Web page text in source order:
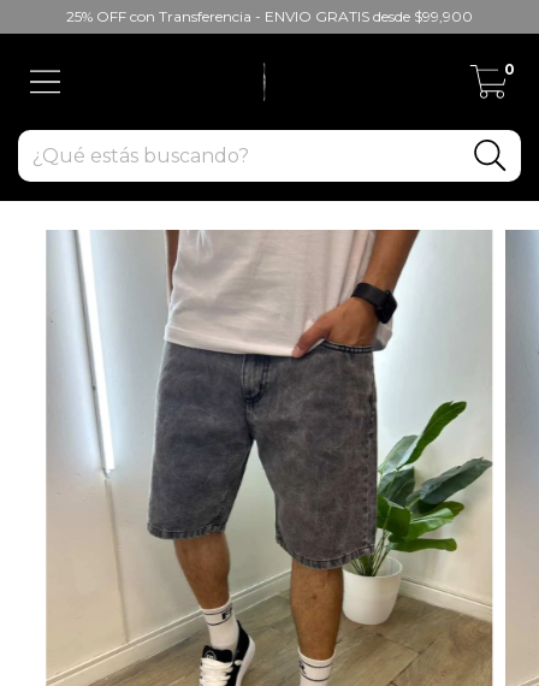
25% OFF con Transferencia - ENVIO GRATIS desde $99,900
0